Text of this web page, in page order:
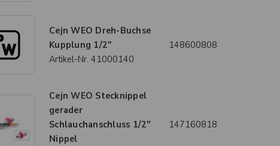
Cejn WEO Dreh-Buchse
Kupplung 1/2"
Artikel-Nr. 41000140
148600808
Cejn WEO Stecknippel
gerader
Schlauchanschluss 1/2"
Nippel
147160818